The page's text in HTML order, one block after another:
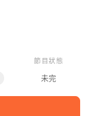
節目狀態
未完